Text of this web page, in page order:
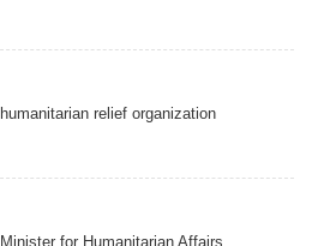
humanitarian relief organization
Minister for Humanitarian Affairs